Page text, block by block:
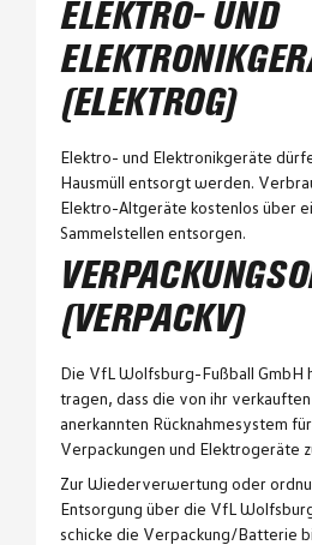
ELEKTRO- UND
(ELEKTROG)
Elektro- und Elektronikgeräte
Hausmüll entsorgt werden.
Elektro-Altgeräte kostenlos über
Sammelstellen entsorgen.
(VERPACKV)
Die VfL Wolfsburg-Fußball GmbH
tragen, dass die von ihr
anerkannten Rücknahmesystem
Verpackungen und Elektrogeräte
Zur Wiederverwertung oder
Entsorgung über die VfL
schicke die Verpackung/Batterie